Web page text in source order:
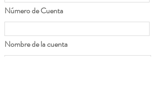
Número de Cuenta
Nombre de la cuenta